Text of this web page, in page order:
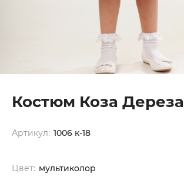
Костюм Коза Дереза
Артикул: 1006 к-18
Цвет: мультиколор